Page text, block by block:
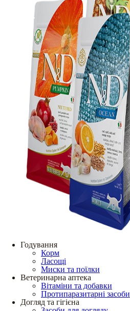
Годування
Корм
Ласощі
Миски та поїлки
Ветеринарна аптека
Вітаміни та добавки
Протипаразитарні засоби
Догляд та гігієна